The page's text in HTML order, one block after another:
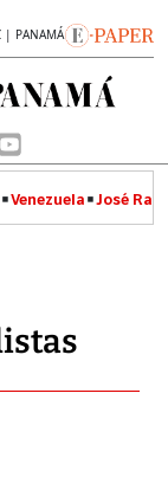
| PANAMÁ
Venezuela José